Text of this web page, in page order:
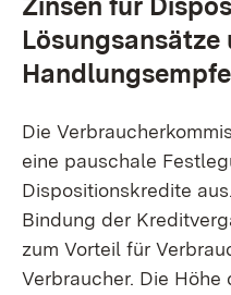
Lösungsansätze
Die
eine pauschale
Dispositionskredite
Bindung der
zum Vorteil für
Verbraucher. Die Höhe